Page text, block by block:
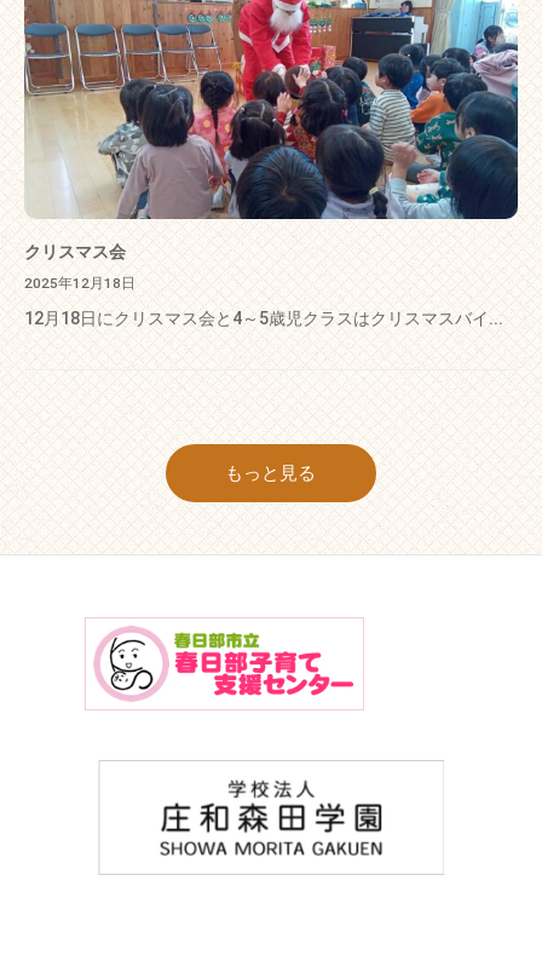
クリスマス会
2025年12月18日
12月18日にクリスマス会と4～5歳児クラスはクリスマスバイ...
もっと見る